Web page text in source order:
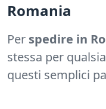
Romania
Per spedire in
stessa per
questi semplici